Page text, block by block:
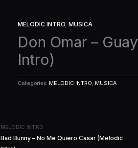
MELODIC INTRO, MUSICA
Don Omar –
Intro)
Categories: MELODIC INTRO, MUSICA
MELODIC INTRO
Bad Bunny – No Me Quiero Casar (Melodic